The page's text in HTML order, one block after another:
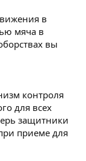
в
мяча в
вы
контроля
для всех
защитники
приеме для